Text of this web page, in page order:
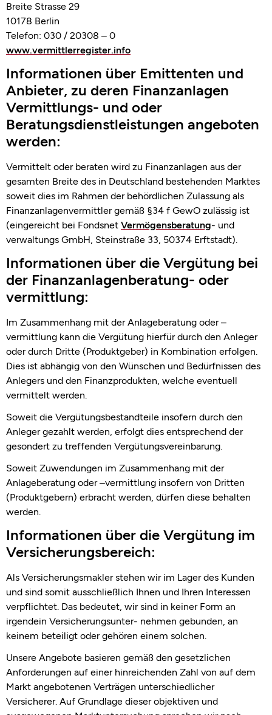
Breite Strasse 29
10178 Berlin
Telefon: 030 / 20308 – 0
www.vermittlerregister.info
Informationen über Emittenten und
Anbieter, zu deren Finanzanlagen
Vermittlungs- und oder
Beratungsdienstleistungen angeboten
werden:
Vermittelt oder beraten wird zu Finanzanlagen aus der
gesamten Breite des in Deutschland bestehenden Marktes
soweit dies im Rahmen der behördlichen Zulassung als
Finanzanlagenvermittler gemäß §34 f GewO zulässig ist
(eingereicht bei Fondsnet Vermögensberatung- und
verwaltungs GmbH, Steinstraße 33, 50374 Erftstadt).
Informationen über die Vergütung bei
der Finanzanlagenberatung- oder
vermittlung:
Im Zusammenhang mit der Anlageberatung oder –
vermittlung kann die Vergütung hierfür durch den Anleger
oder durch Dritte (Produktgeber) in Kombination erfolgen.
Dies ist abhängig von den Wünschen und Bedürfnissen des
Anlegers und den Finanzprodukten, welche eventuell
vermittelt werden.
Soweit die Vergütungsbestandteile insofern durch den
Anleger gezahlt werden, erfolgt dies entsprechend der
gesondert zu treffenden Vergütungsvereinbarung.
Soweit Zuwendungen im Zusammenhang mit der
Anlageberatung oder –vermittlung insofern von Dritten
(Produktgebern) erbracht werden, dürfen diese behalten
werden.
Informationen über die Vergütung im
Versicherungsbereich:
Als Versicherungsmakler stehen wir im Lager des Kunden
und sind somit ausschließlich Ihnen und Ihren Interessen
verpflichtet. Das bedeutet, wir sind in keiner Form an
irgendein Versicherungsunter- nehmen gebunden, an
keinem beteiligt oder gehören einem solchen.
Unsere Angebote basieren gemäß den gesetzlichen
Anforderungen auf einer hinreichenden Zahl von auf dem
Markt angebotenen Verträgen unterschiedlicher
Versicherer. Auf Grundlage dieser objektiven und